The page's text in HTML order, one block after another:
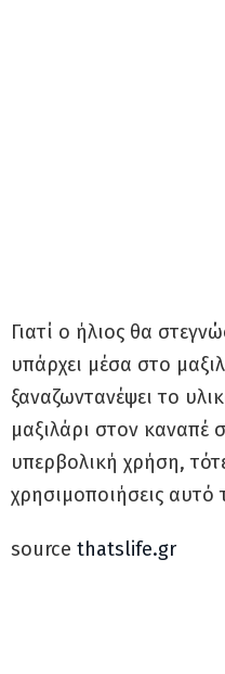
Γιατί ο ήλιος θα
υπάρχει μέσα στο
ξαναζωντανέψει το
μαξιλάρι στον καναπέ
υπερβολική χρήση,
χρησιμοποιήσεις αυτό
source thatslife.gr